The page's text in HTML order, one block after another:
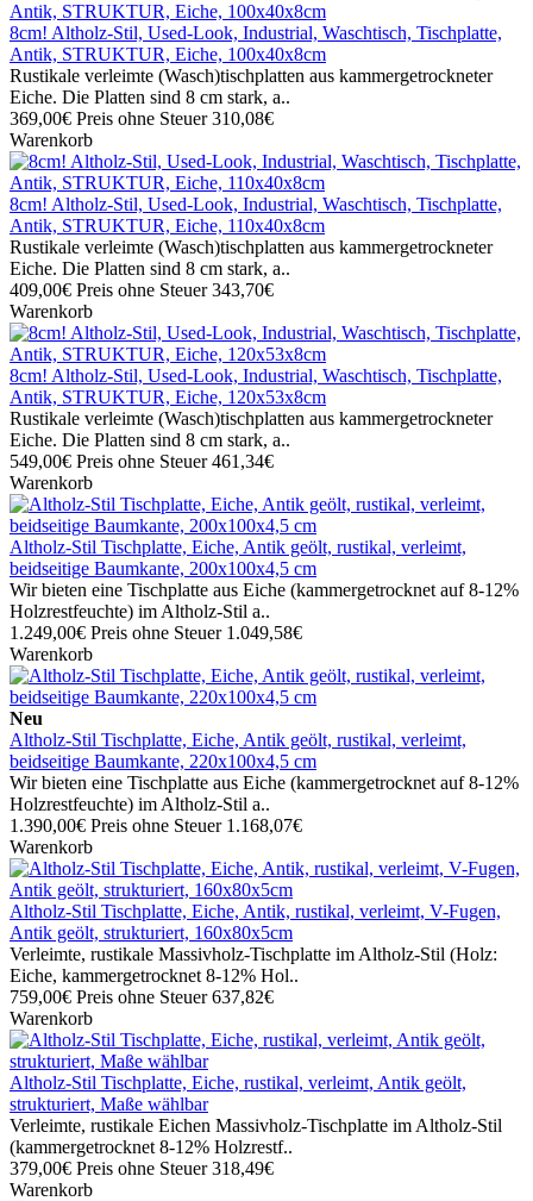
8cm! Altholz-Stil, Used-Look, Industrial, Waschtisch, Tischplatte,
Antik, STRUKTUR, Eiche, 100x40x8cm
Rustikale verleimte (Wasch)tischplatten aus kammergetrockneter
Eiche. Die Platten sind 8 cm stark, a..
369,00€ Preis ohne Steuer 310,08€
Warenkorb
8cm! Altholz-Stil, Used-Look, Industrial, Waschtisch, Tischplatte,
Antik, STRUKTUR, Eiche, 110x40x8cm
Rustikale verleimte (Wasch)tischplatten aus kammergetrockneter
Eiche. Die Platten sind 8 cm stark, a..
409,00€ Preis ohne Steuer 343,70€
Warenkorb
8cm! Altholz-Stil, Used-Look, Industrial, Waschtisch, Tischplatte,
Antik, STRUKTUR, Eiche, 120x53x8cm
Rustikale verleimte (Wasch)tischplatten aus kammergetrockneter
Eiche. Die Platten sind 8 cm stark, a..
549,00€ Preis ohne Steuer 461,34€
Warenkorb
Altholz-Stil Tischplatte, Eiche, Antik geölt, rustikal, verleimt,
beidseitige Baumkante, 200x100x4,5 cm
Wir bieten eine Tischplatte aus Eiche (kammergetrocknet auf 8-12%
Holzrestfeuchte) im Altholz-Stil a..
1.249,00€ Preis ohne Steuer 1.049,58€
Warenkorb
Neu
Altholz-Stil Tischplatte, Eiche, Antik geölt, rustikal, verleimt,
beidseitige Baumkante, 220x100x4,5 cm
Wir bieten eine Tischplatte aus Eiche (kammergetrocknet auf 8-12%
Holzrestfeuchte) im Altholz-Stil a..
1.390,00€ Preis ohne Steuer 1.168,07€
Warenkorb
Altholz-Stil Tischplatte, Eiche, Antik, rustikal, verleimt, V-Fugen,
Antik geölt, strukturiert, 160x80x5cm
Verleimte, rustikale Massivholz-Tischplatte im Altholz-Stil (Holz:
Eiche, kammergetrocknet 8-12% Hol..
759,00€ Preis ohne Steuer 637,82€
Warenkorb
Altholz-Stil Tischplatte, Eiche, rustikal, verleimt, Antik geölt,
strukturiert, Maße wählbar
Verleimte, rustikale Eichen Massivholz-Tischplatte im Altholz-Stil
(kammergetrocknet 8-12% Holzrestf..
379,00€ Preis ohne Steuer 318,49€
Warenkorb